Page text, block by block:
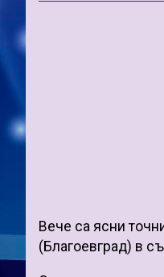
Вече са ясни
(Благоевград) в